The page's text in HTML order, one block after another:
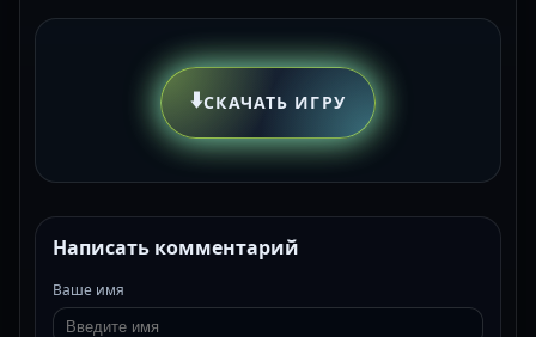
⬇️СКАЧАТЬ ИГРУ
Написать комментарий
Ваше имя